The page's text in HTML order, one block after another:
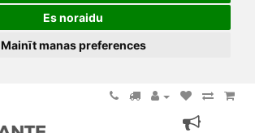
Es noraidu
Mainīt manas preferences